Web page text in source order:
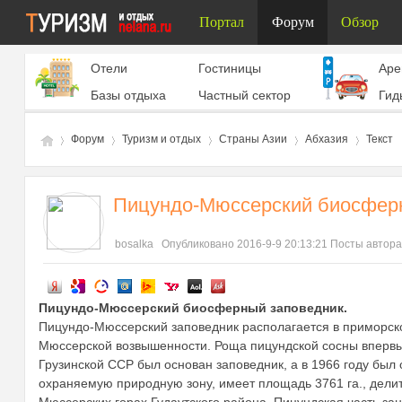
Портал Форум Обзор
Отели
Гостиницы
Базы отдыха
Частный сектор
Ту
ри
Форум Туризм и отдых Страны Азии Абхазия Текст
Пицундо-Мюссерский
bosalka Опубликовано 2016-9-9 20:13:21 Посты автора
Пицундо-Мюссерский биосферный заповедник.
Пицундо-Мюссерский заповедник располагается в
Мюссерской возвышенности. Роща пицундской сосны
Грузинской ССР был основан заповедник, а в 1966 году
охраняемую природную зону, имеет площадь 3761 га.,